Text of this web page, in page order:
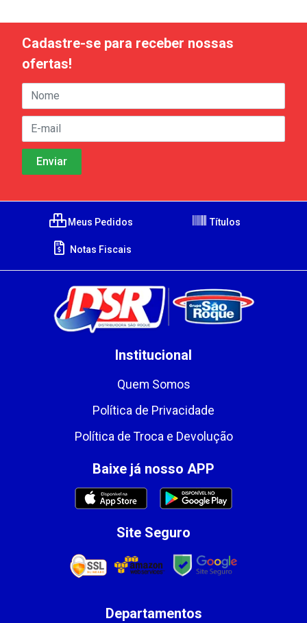
Cadastre-se para receber nossas
ofertas!
Meus Pedidos Títulos
Notas Fiscais
Institucional
Quem Somos
Política de Privacidade
Política de Troca e Devolução
Baixe já nosso APP
Site Seguro
Departamentos